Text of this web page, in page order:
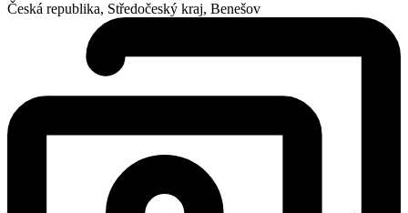
Česká republika, Středočeský kraj, Benešov